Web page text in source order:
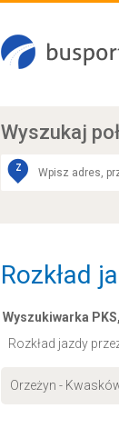
Wyszukaj
Z
Rozkład
Wyszukiwarka
Rozkład jazdy
Orzeżyn -